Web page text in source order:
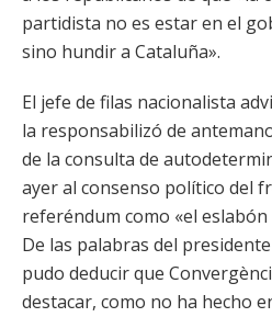
partidista no es estar en el
sino hundir a Cataluña».
El jefe de filas nacionalista
la responsabilizó de
de la consulta de
ayer al consenso político del
referéndum como «el eslabón
De las palabras del
pudo deducir que
destacar, como no ha hecho